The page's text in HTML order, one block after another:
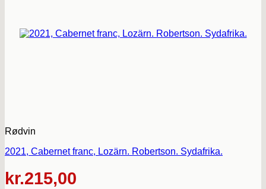
Rødvin
2021, Cabernet franc, Lozärn. Robertson. Sydafrika.
kr.215,00